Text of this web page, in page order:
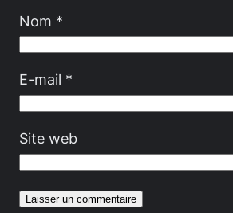
Nom *
E-mail *
Site web